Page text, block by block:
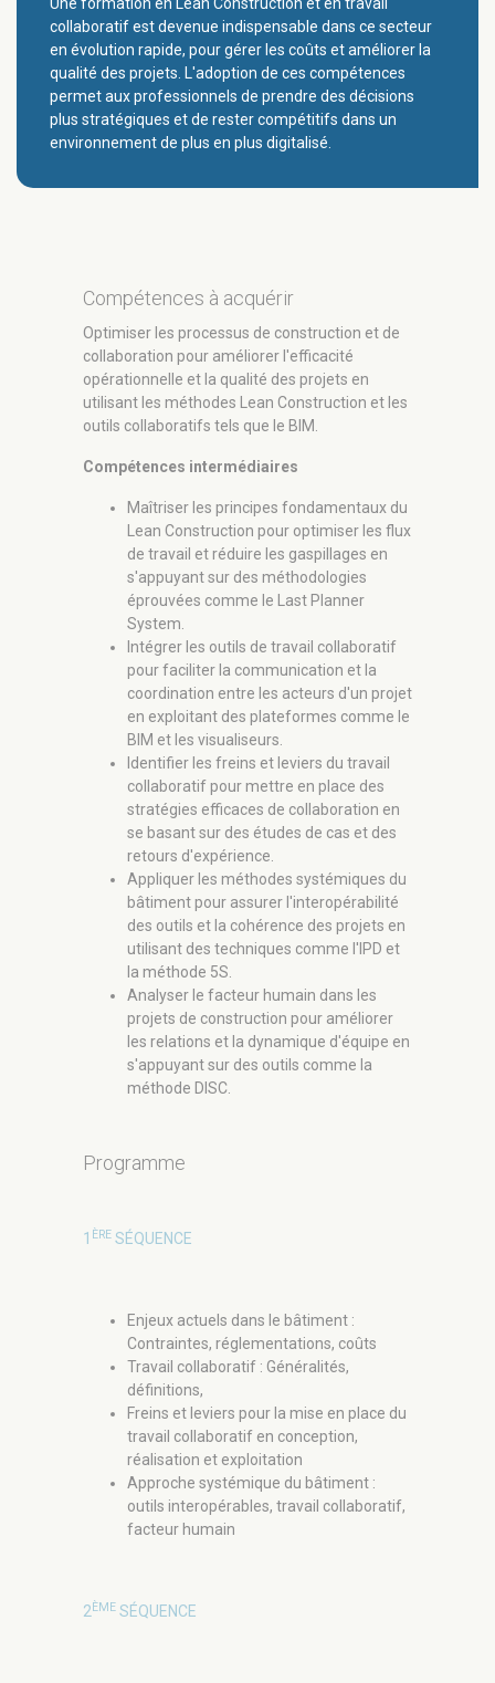
Une formation en Lean Construction et en travail
collaboratif est devenue indispensable dans ce secteur
en évolution rapide, pour gérer les coûts et améliorer la
qualité des projets. L'adoption de ces compétences
permet aux professionnels de prendre des décisions
plus stratégiques et de rester compétitifs dans un
environnement de plus en plus digitalisé.
Compétences à acquérir
Optimiser les processus de construction et de
collaboration pour améliorer l'efficacité
opérationnelle et la qualité des projets en
utilisant les méthodes Lean Construction et les
outils collaboratifs tels que le BIM.
Compétences intermédiaires
Maîtriser les principes fondamentaux du
Lean Construction pour optimiser les flux
de travail et réduire les gaspillages en
s'appuyant sur des méthodologies
éprouvées comme le Last Planner
System.
Intégrer les outils de travail collaboratif
pour faciliter la communication et la
coordination entre les acteurs d'un projet
en exploitant des plateformes comme le
BIM et les visualiseurs.
Identifier les freins et leviers du travail
collaboratif pour mettre en place des
stratégies efficaces de collaboration en
se basant sur des études de cas et des
retours d'expérience.
Appliquer les méthodes systémiques du
bâtiment pour assurer l'interopérabilité
des outils et la cohérence des projets en
utilisant des techniques comme l'IPD et
la méthode 5S.
Analyser le facteur humain dans les
projets de construction pour améliorer
les relations et la dynamique d'équipe en
s'appuyant sur des outils comme la
méthode DISC.
Programme
1 ÈRE SÉQUENCE
Enjeux actuels dans le bâtiment :
Contraintes, réglementations, coûts
Travail collaboratif : Généralités,
définitions,
Freins et leviers pour la mise en place du
travail collaboratif en conception,
réalisation et exploitation
Approche systémique du bâtiment :
outils interopérables, travail collaboratif,
facteur humain
2ÈME SÉQUENCE